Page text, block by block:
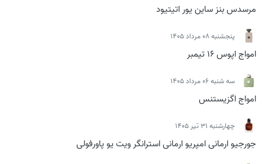
مرسدس بنز ساین یور اتیتیود
پنجشنبه 08 مرداد 1405
امواج اپوس 16 تیمبر
سه شنبه 06 مرداد 1405
امواج اگزیستنس
چهارشنبه 31 تیر 1405
جورجیو ارمانی امپریو ارمانی استرانگر ویت یو پاورفولی